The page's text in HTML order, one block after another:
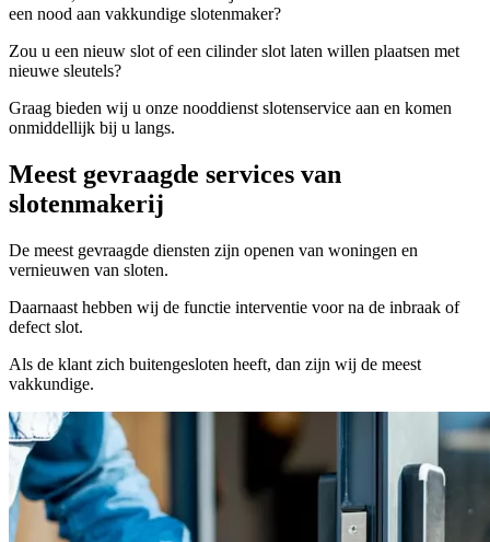
een nood aan vakkundige slotenmaker?
Zou u een nieuw slot of een cilinder slot laten willen plaatsen met
nieuwe sleutels?
Graag bieden wij u onze nooddienst slotenservice aan en komen
onmiddellijk bij u langs.
Meest gevraagde services van
slotenmakerij
De meest gevraagde diensten zijn openen van woningen en
vernieuwen van sloten.
Daarnaast hebben wij de functie interventie voor na de inbraak of
defect slot.
Als de klant zich buitengesloten heeft, dan zijn wij de meest
vakkundige.